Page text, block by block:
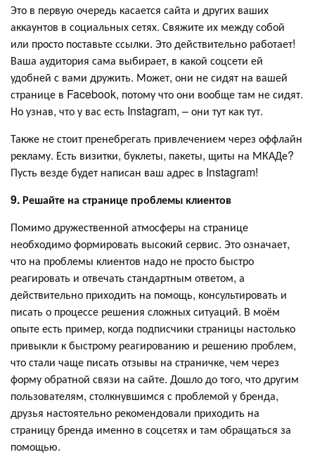
Это в первую очередь касается сайта и других ваших
аккаунтов в социальных сетях. Свяжите их между собой
или просто поставьте ссылки. Это действительно работает!
Ваша аудитория сама выбирает, в какой соцсети ей
удобней с вами дружить. Может, они не сидят на вашей
странице в Facebook, потому что они вообще там не сидят.
Но узнав, что у вас есть Instagram, – они тут как тут.
Также не стоит пренебрегать привлечением через оффлайн
рекламу. Есть визитки, буклеты, пакеты, щиты на МКАДе?
Пусть везде будет написан ваш адрес в Instagram!
9. Решайте на странице проблемы клиентов
Помимо дружественной атмосферы на странице
необходимо формировать высокий сервис. Это означает,
что на проблемы клиентов надо не просто быстро
реагировать и отвечать стандартным ответом, а
действительно приходить на помощь, консультировать и
писать о процессе решения сложных ситуаций. В моём
опыте есть пример, когда подписчики страницы настолько
привыкли к быстрому реагированию и решению проблем,
что стали чаще писать отзывы на страничке, чем через
форму обратной связи на сайте. Дошло до того, что другим
пользователям, столкнувшимся с проблемой у бренда,
друзья настоятельно рекомендовали приходить на
страницу бренда именно в соцсетях и там обращаться за
помощью.